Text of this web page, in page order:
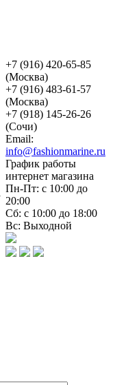
+7 (916) 420-65-85
(Москва)
+7 (916) 483-61-57
(Москва)
+7 (918) 145-26-26
(Сочи)
Email:
info@fashionmarine.ru
График работы
интернет магазина
Пн-Пт: с 10:00 до
20:00
Сб: с 10:00 до 18:00
Вс: Выходной